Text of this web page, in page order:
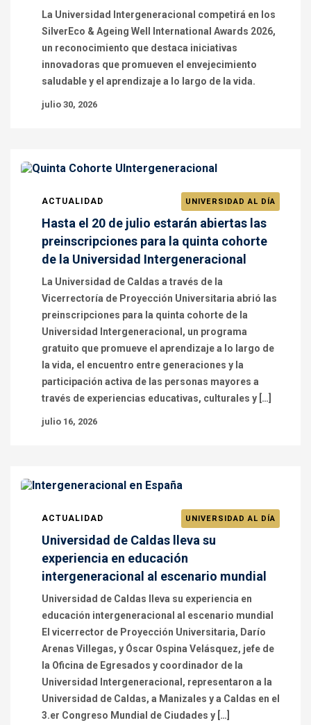
La Universidad Intergeneracional competirá en los
SilverEco & Ageing Well International Awards 2026,
un reconocimiento que destaca iniciativas
innovadoras que promueven el envejecimiento
saludable y el aprendizaje a lo largo de la vida.
julio 30, 2026
ACTUALIDAD UNIVERSIDAD AL DÍA
Hasta el 20 de julio estarán abiertas las
preinscripciones para la quinta cohorte
de la Universidad Intergeneracional
La Universidad de Caldas a través de la
Vicerrectoría de Proyección Universitaria abrió las
preinscripciones para la quinta cohorte de la
Universidad Intergeneracional, un programa
gratuito que promueve el aprendizaje a lo largo de
la vida, el encuentro entre generaciones y la
participación activa de las personas mayores a
través de experiencias educativas, culturales y […]
julio 16, 2026
ACTUALIDAD UNIVERSIDAD AL DÍA
Universidad de Caldas lleva su
experiencia en educación
intergeneracional al escenario mundial
Universidad de Caldas lleva su experiencia en
educación intergeneracional al escenario mundial
El vicerrector de Proyección Universitaria, Darío
Arenas Villegas, y Óscar Ospina Velásquez, jefe de
la Oficina de Egresados y coordinador de la
Universidad Intergeneracional, representaron a la
Universidad de Caldas, a Manizales y a Caldas en el
3.er Congreso Mundial de Ciudades y […]